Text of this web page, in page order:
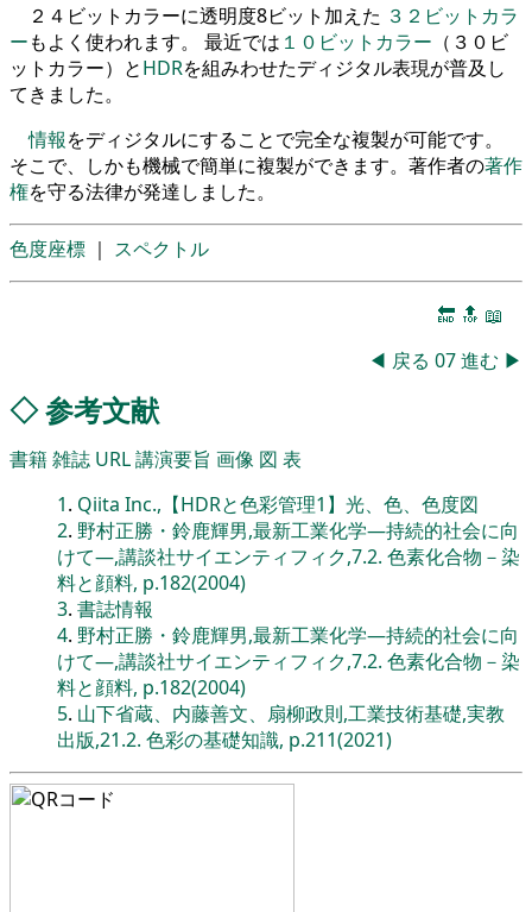
２４ビットカラーに透明度8ビット加えた ３２ビットカラ
ーもよく使われます。 最近では １０ビットカラー （３０ビ
ットカラー）とHDRを組みわせたディジタル表現が普及し
てきました。
情報をディジタルにすることで完全な複製が可能です。
そこで、しかも機械で簡単に複製ができます。著作者の著作
権を守る法律が発達しました。
色度座標 ｜ スペクトル
🔚 🔝 📖
◀ 戻る 07進む ▶
◇参考文献
書籍雑誌 URL講演要旨 画像 図 表
1. Qiita Inc.,【HDRと色彩管理1】光、色、色度図
2. 野村正勝・鈴鹿輝男,最新工業化学―持続的社会に向
けて―,講談社サイエンティフィク,7.2. 色素化合物－染
料と顔料, p.182(2004)
3. 書誌情報
4. 野村正勝・鈴鹿輝男,最新工業化学―持続的社会に向
けて―,講談社サイエンティフィク,7.2. 色素化合物－染
料と顔料, p.182(2004)
5. 山下省蔵、内藤善文、扇柳政則,工業技術基礎,実教
出版,21.2. 色彩の基礎知識, p.211(2021)